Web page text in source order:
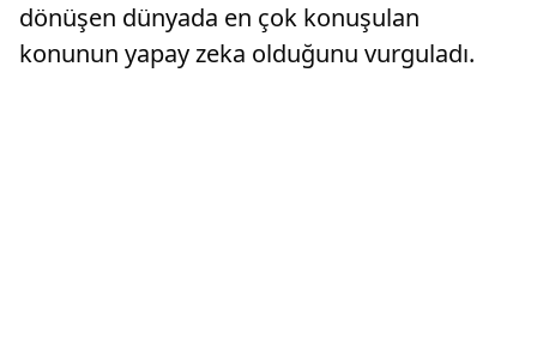
dönüşen dünyada en çok konuşulan
konunun yapay zeka olduğunu vurguladı.